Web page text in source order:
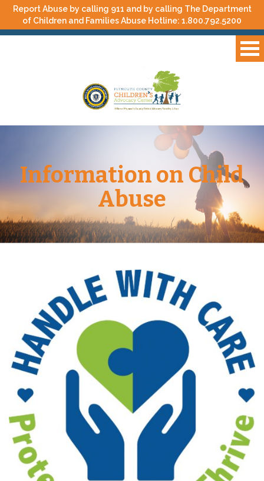
Report Abuse by calling 911 and by calling The Department
of Children and Families Abuse Hotline: 1.800.792.5200
Information on Child
Abuse